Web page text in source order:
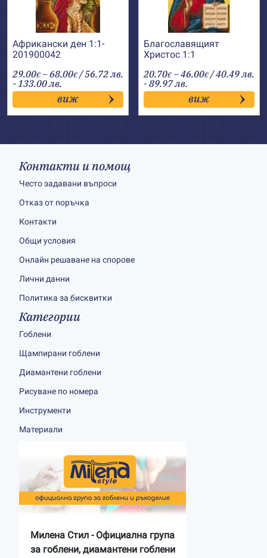
Африкански ден 1:1-
201900042
29.00€ –68.00€Price
range:
29.00€
through
68.00€
/ 56.72 лв.
- 133.00 лв.
виж
Благославящият
Христос 1:1
20.70€ –46.00€Price
range:
20.70€
through
46.00€
/ 40.49 лв.
- 89.97 лв.
виж
Контакти и помощ
Често задавани въпроси
Отказ от поръчка
Контакти
Общи условия
Онлайн решаване на спорове
Лични данни
Политика за бисквитки
Категории
Гоблени
Щампирани гоблени
Диамантени гоблени
Рисуване по номера
Инструменти
Материали
Милена Стил - Официална група
за гоблени, диамантени гоблени